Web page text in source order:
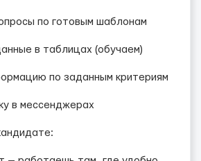
по готовым шаблонам
в таблицах (обучаем)
по заданным критериям
в мессенджерах